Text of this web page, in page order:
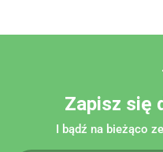
Zapisz się
I bądź na bieżąco